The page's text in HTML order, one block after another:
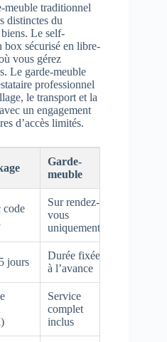
meuble traditionnel
distinctes du
Le self-
box sécurisé en libre-
vous gérez
Le garde-meuble
professionnel
le transport et la
un engagement
d’accès limités.
Garde-
meuble
code
Sur rendez-
vous
uniquement
jours
Durée fixée
à l’avance
Service
complet
inclus